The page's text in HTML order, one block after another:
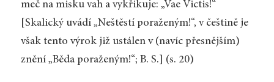
meč na misku vah a vykřikuje: „Vae Victis!“
[Skalický uvádí „Neštěstí poraženým!“, v češtině je
však tento výrok již ustálen v (navíc přesnějším)
znění „Běda poraženým!“; B. S.] (s. 20)